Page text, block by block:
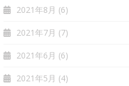
2021年8月 (6)
2021年7月 (7)
2021年6月 (6)
2021年5月 (4)